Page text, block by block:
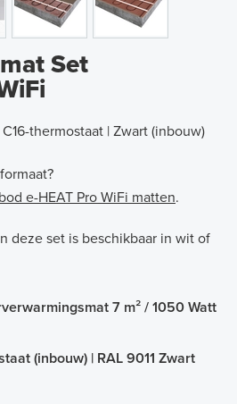
Set
thermostaat | Zwart (inbouw)
e-HEAT Pro WiFi matten.
deze set is beschikbaar in wit of
7 m² / 1050 Watt
(inbouw) | RAL 9011 Zwart